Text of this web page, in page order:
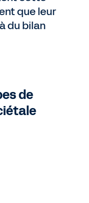
que leur
du bilan
de